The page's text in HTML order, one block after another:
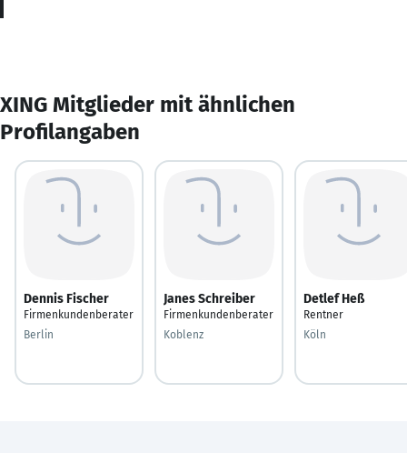
XING Mitglieder mit ähnlichen
Profilangaben
Dennis Fischer
Firmenkundenberater
Berlin
Janes Schreiber
Firmenkundenberater
Koblenz
Detlef Heß
Rentner
Köln